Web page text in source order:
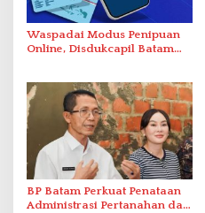
Waspadai Modus Penipuan
Online, Disdukcapil Batam
BP Batam Perkuat Penataan
Administrasi Pertanahan dan